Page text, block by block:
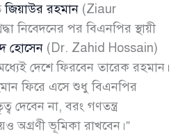
জিয়াউর রহমান (Ziaur
নিবেদনের পর বিএনপির স্থায়ী
হোসেন (Dr. Zahid Hossain)
দেশে ফিরবেন তারেক রহমান।
ফিরে এসে শুধু বিএনপির
দেবেন না, বরং গণতন্ত্র
অগ্রণী ভূমিকা রাখবেন।”